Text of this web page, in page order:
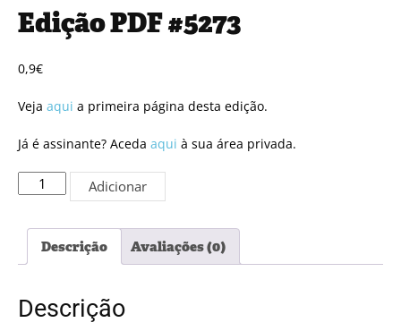
Edição PDF #5273
0,9€
Veja aqui a primeira página desta edição.
Já é assinante? Aceda aqui à sua área privada.
Quantidade
de
#5273
Adicionar
Descrição Avaliações (0)
Descrição